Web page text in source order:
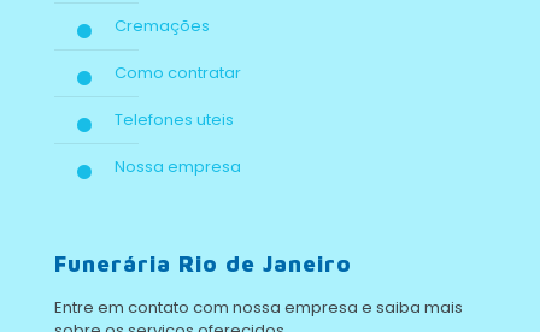
Cremações
Como contratar
Telefones uteis
Nossa empresa
Funerária Rio de Janeiro
Entre em contato com nossa empresa e saiba mais